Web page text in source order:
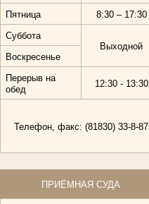
Пятница
8:30 – 17:30
Суббота
Выходной
Воскресенье
Перерыв на
обед
12:30 - 13:30
Телефон, факс: (81830) 33-8-87
ПРИЁМНАЯ СУДА